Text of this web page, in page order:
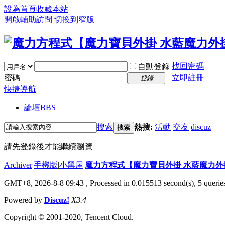
設為首頁收藏本站
開啟輔助訪問 切換到窄版
自動登錄 找回密碼
密碼
登錄
立即註冊
快捷導航
論壇BBS
搜索 搜索 熱搜: 活動 交友 discuz
請先登錄後才能繼續瀏覽
Archiver|手機版|小黑屋|魔力方程式【魔力寶貝外掛 水藍魔力
GMT+8, 2026-8-8 09:43 , Processed in 0.015513 second(s), 5
Powered by Discuz! X3.4
Copyright © 2001-2020, Tencent Cloud.